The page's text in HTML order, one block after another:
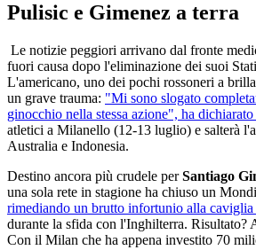
Pulisic e Gimenez a terra
Le notizie peggiori arrivano dal fronte
fuori causa dopo l'eliminazione dei suoi
L'americano, uno dei pochi rossoneri a
un grave trauma: "Mi sono slogato
ginocchio nella stessa azione", ha
atletici a Milanello (12-13 luglio) e salterà
Australia e Indonesia.
Destino ancora più crudele perSantiago
una sola rete in stagione ha chiuso un
rimediando un brutto infortunio alla caviglia
durante la sfida con l'Inghilterra. Risultato?
Con il Milan che ha appena investito 70